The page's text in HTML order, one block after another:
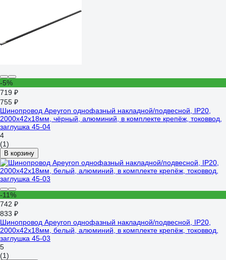
-5%
719 ₽
755 ₽
Шинопровод Apeyron однофазный накладной/подвесной, IP20,
2000x42x18мм, чёрный, алюминий, в комплекте крепёж, токоввод,
заглушка 45-04
4
(1)
В корзину
-11%
742 ₽
833 ₽
Шинопровод Apeyron однофазный накладной/подвесной, IP20,
2000x42x18мм, белый, алюминий, в комплекте крепёж, токоввод,
заглушка 45-03
5
(1)